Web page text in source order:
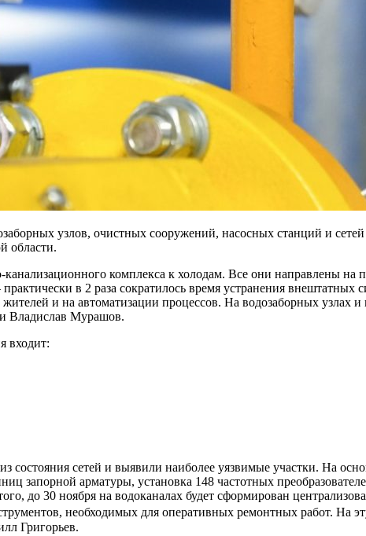
узлов, очистных сооружений, насосных станций и
области.
канализационного комплекса к холодам. Все они направлены
в 2 раза сократилось время устранения внештатных
и на автоматизации процессов. На водозаборных узлах и
Владислав Мурашов.
входит:
состояния сетей и выявили наиболее уязвимые участки. На
запорной арматуры, установка 148 частотных
до 30 ноября на водоканалах будет сформирован
необходимых для оперативных ремонтных работ. На
Григорьев.